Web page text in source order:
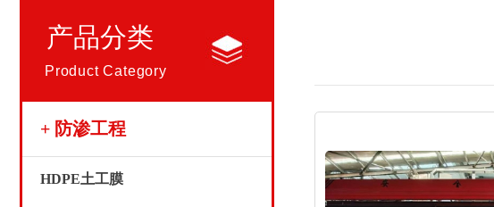
产品分类
Product Category
+ 防渗工程
HDPE土工膜